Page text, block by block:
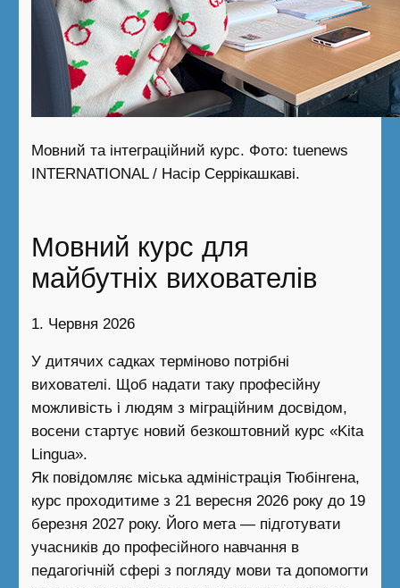
Мовний та інтеграційний курс. Фото: tuenews
INTERNATIONAL / Насір Серрікашкаві.
Мовний курс для
майбутніх вихователів
1. Червня 2026
У дитячих садках терміново потрібні
вихователі. Щоб надати таку професійну
можливість і людям з міграційним досвідом,
восени стартує новий безкоштовний курс «Kita
Lingua».
Як повідомляє міська адміністрація Тюбінгена,
курс проходитиме з 21 вересня 2026 року до 19
березня 2027 року. Його мета — підготувати
учасників до професійного навчання в
педагогічній сфері з погляду мови та допомогти